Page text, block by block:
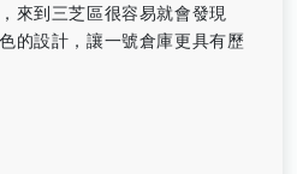
來到三芝區很容易就會發現
的設計，讓一號倉庫更具有歷